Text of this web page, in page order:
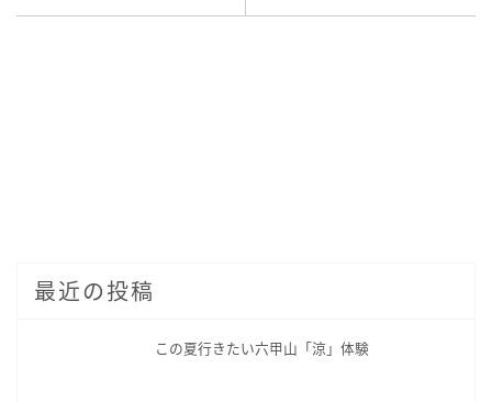
最近の投稿
この夏行きたい六甲山「涼」体験